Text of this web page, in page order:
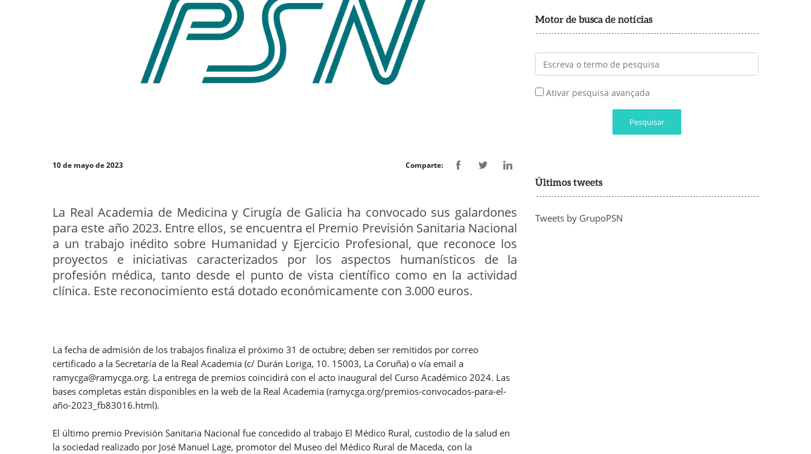
10 de mayo de 2023 Comparte:
La Real Academia de Medicina y Cirugía de Galicia ha convocado sus galardones
para este año 2023. Entre ellos, se encuentra el Premio Previsión Sanitaria Nacional
a un trabajo inédito sobre Humanidad y Ejercicio Profesional, que reconoce los
proyectos e iniciativas caracterizados por los aspectos humanísticos de la
profesión médica, tanto desde el punto de vista científico como en la actividad
clínica. Este reconocimiento está dotado económicamente con 3.000 euros.
La fecha de admisión de los trabajos finaliza el próximo 31 de octubre; deben ser remitidos por correo
certificado a la Secretaría de la Real Academia (c/ Durán Loriga, 10. 15003, La Coruña) o vía email a
ramycga@ramycga.org. La entrega de premios coincidirá con el acto inaugural del Curso Académico 2024. Las
bases completas están disponibles en la web de la Real Academia (ramycga.org/premios-convocados-para-el-
año-2023_fb83016.html).
El último premio Previsión Sanitaria Nacional fue concedido al trabajo El Médico Rural, custodio de la salud en
la sociedad realizado por José Manuel Lage, promotor del Museo del Médico Rural de Maceda, con la
Motor de busca de notícias
Ativar pesquisa avançada
Pesquisar
Últimos tweets
Tweets by GrupoPSN